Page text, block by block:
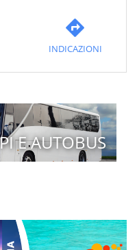
INDICAZIONI
E AUTOBUS